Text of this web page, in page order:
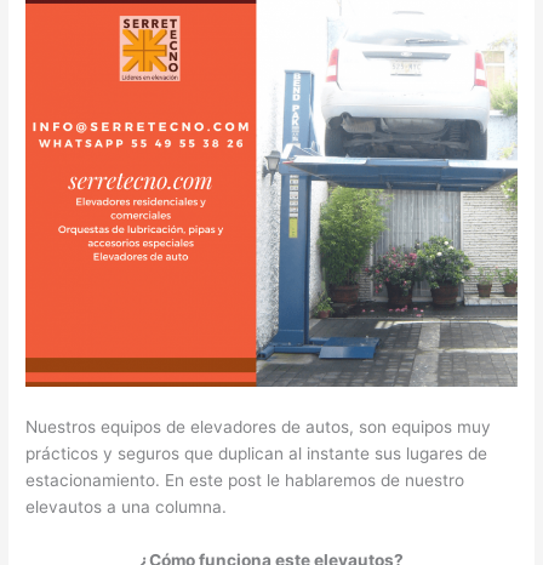
Nuestros equipos de elevadores de autos, son equipos muy
prácticos y seguros que duplican al instante sus lugares de
estacionamiento. En este post le hablaremos de nuestro
elevautos a una columna.
¿Cómo funciona este elevautos?